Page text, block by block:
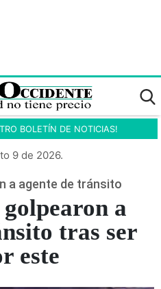
BOLETÍN DE NOTICIAS!
9 de 2026.
a agente de tránsito
a
tras ser
este